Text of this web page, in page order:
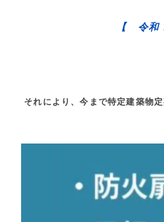
【 令和
それにより、今まで特定建築物